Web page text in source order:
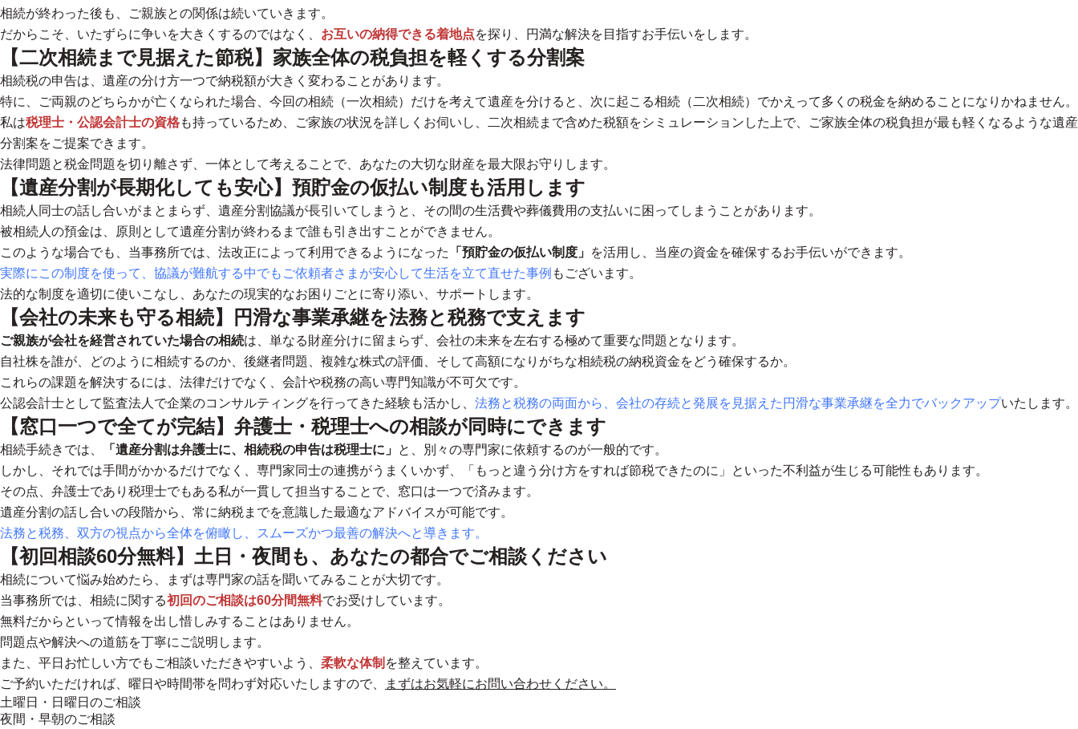
相続が終わった後も、ご親族との関係は続いていきます。
だからこそ、いたずらに争いを大きくするのではなく、 お互いの納得できる着地点を探り、円満な解決を目指すお手伝いをします。
【二次相続まで見据えた節税】家族全体の税負担を軽くする分割案
相続税の申告は、遺産の分け方一つで納税額が大きく変わることがあります。
特に、ご両親のどちらかが亡くなられた場合、今回の相続（一次相続）だけを考えて遺産を分けると、次に起こる相続（二次相続）でかえって多くの税金を納めることになりかねません。
私は税理士・公認会計士の資格も持っているため、ご家族の状況を詳しくお伺いし、二次相続まで含めた税額をシミュレーションした上で、
ご家族全体の税負担が最も軽くなるような遺産
分割案をご提案できます。
法律問題と税金問題を切り離さず、一体として考えることで、あなたの大切な財産を最大限お守りします。
【遺産分割が長期化しても安心】預貯金の仮払い制度も活用します
相続人同士の話し合いがまとまらず、遺産分割協議が長引いてしまうと、その間の生活費や葬儀費用の支払いに困ってしまうことがあります。
被相続人の預金は、原則として遺産分割が終わるまで誰も引き出すことができません。
このような場合でも、当事務所では、法改正によって利用できるようになった
「預貯金の仮払い制度」 を活用し、当座の資金を確保するお手伝いができます。
実際にこの制度を使って、協議が難航する中でもご依頼者さまが安心して生活を立て直せた事例 もございます。
法的な制度を適切に使いこなし、あなたの現実的なお困りごとに寄り添い、サポートします。
【会社の未来も守る相続】円滑な事業承継を法務と税務で支えます
ご親族が会社を経営されていた場合の相続は、単なる財産分けに留まらず、会社の未来を左右する極めて重要な問題となります。
自社株を誰が、どのように相続するのか、後継者問題、複雑な株式の評価、そして高額になりがちな相続税の納税資金をどう確保するか。
これらの課題を解決するには、 法律だけでなく、会計や税務の高い専門知識が不可欠です。
公認会計士として監査法人で企業のコンサルティングを行ってきた経験も活かし、 法務と税務の両面から、会社の存続と発展を見据えた円滑な事業承継を全力でバックアップいたします。
【窓口一つで全てが完結】弁護士・税理士への相談が同時にできます
相続手続きでは、 「遺産分割は弁護士に、相続税の申告は税理士に」 と、別々の専門家に依頼するのが一般的です。
しかし、それでは手間がかかるだけでなく、専門家同士の連携がうまくいかず、「もっと違う分け方をすれば節税できたのに」といった不利益が生じる可能性もあります。
その点、 弁護士であり税理士でもある私が一貫して担当する ことで、窓口は一つで済みます。
遺産分割の話し合いの段階から、常に納税までを意識した最適なアドバイスが可能です。
法務と税務、双方の視点から全体を俯瞰し、スムーズかつ最善の解決へと導きます。
【初回相談60分無料】土日・夜間も、あなたの都合でご相談ください
相続について悩み始めたら、まずは専門家の話を聞いてみることが大切です。
当事務所では、相続に関する初回のご相談は60分間無料でお受けしています。
無料だからといって情報を出し惜しみすることはありません。
問題点や解決への道筋を丁寧にご説明します。
また、平日お忙しい方でもご相談いただきやすいよう、 柔軟な体制 を整えています。
ご予約いただければ、曜日や時間帯を問わず対応いたしますので、
まずはお気軽にお問い合わせください。
土曜日・日曜日のご相談
夜間・早朝のご相談